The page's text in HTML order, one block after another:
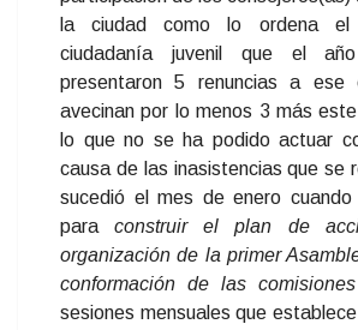
la ciudad como lo ordena
ciudadanía juvenil que el
presentaron 5 renuncias a
avecinan por lo menos 3 más
lo que no se ha podido actuar
causa de las inasistencias que se
sucedió el mes de enero cuando
paraconstruir el plan de
organización de la primer
conformación de las comisiones
sesiones mensuales que